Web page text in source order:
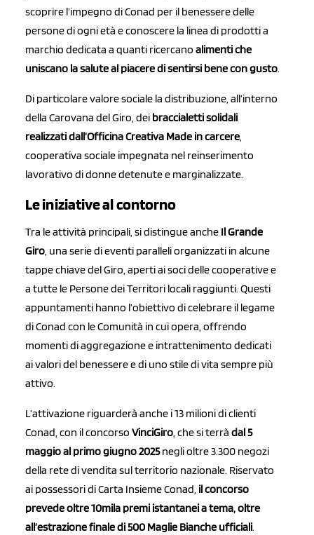
scoprire l’impegno di Conad per il benessere delle
persone di ogni età e conoscere la linea di prodotti a
marchio dedicata a quanti ricercano alimenti che
uniscano la salute al piacere di sentirsi bene con gusto.
Di particolare valore sociale la distribuzione, all’interno
della Carovana del Giro, dei braccialetti solidali
realizzati dall’Officina Creativa Made in carcere,
cooperativa sociale impegnata nel reinserimento
lavorativo di donne detenute e marginalizzate.
Le iniziative al contorno
Tra le attività principali, si distingue anche Il Grande
Giro, una serie di eventi paralleli organizzati in alcune
tappe chiave del Giro, aperti ai soci delle cooperative e
a tutte le Persone dei Territori locali raggiunti. Questi
appuntamenti hanno l’obiettivo di celebrare il legame
di Conad con le Comunità in cui opera, offrendo
momenti di aggregazione e intrattenimento dedicati
ai valori del benessere e di uno stile di vita sempre più
attivo.
L’attivazione riguarderà anche i 13 milioni di clienti
Conad, con il concorso VinciGiro, che si terrà dal 5
maggio al primo giugno 2025negli oltre 3.300 negozi
della rete di vendita sul territorio nazionale. Riservato
ai possessori di Carta Insieme Conad, il concorso
prevede oltre 10mila premi istantanei a tema, oltre
all’estrazione finale di 500 Maglie Bianche ufficiali.